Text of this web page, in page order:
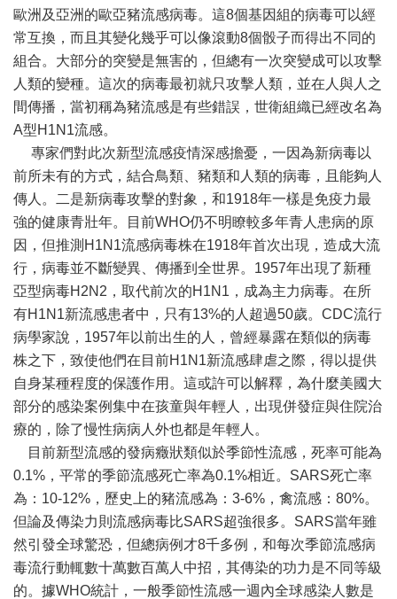
歐洲及亞洲的歐亞豬流感病毒。這8個基因組的病毒可以經
常互換，而且其變化幾乎可以像滾動8個骰子而得出不同的
組合。大部分的突變是無害的，但總有一次突變成可以攻擊
人類的變種。這次的病毒最初就只攻擊人類，並在人與人之
間傳播，當初稱為豬流感是有些錯誤，世衛組織已經改名為
A型H1N1流感。
專家們對此次新型流感疫情深感擔憂，一因為新病毒以
前所未有的方式，結合鳥類、豬類和人類的病毒，且能夠人
傳人。二是新病毒攻擊的對象，和1918年一樣是免疫力最
強的健康青壯年。目前WHO仍不明瞭較多年青人患病的原
因，但推測H1N1流感病毒株在1918年首次出現，造成大流
行，病毒並不斷變異、傳播到全世界。1957年出現了新種
亞型病毒H2N2，取代前次的H1N1，成為主力病毒。在所
有H1N1新流感患者中，只有13%的人超過50歲。CDC流行
病學家說，1957年以前出生的人，曾經暴露在類似的病毒
株之下，致使他們在目前H1N1新流感肆虐之際，得以提供
自身某種程度的保護作用。這或許可以解釋，為什麼美國大
部分的感染案例集中在孩童與年輕人，出現併發症與住院治
療的，除了慢性病病人外也都是年輕人。
目前新型流感的發病癥狀類似於季節性流感，死率可能為
0.1%，平常的季節流感死亡率為0.1%相近。SARS死亡率
為：10-12%，歷史上的豬流感為：3-6%，禽流感：80%。
但論及傳染力則流感病毒比SARS超強很多。SARS當年雖
然引發全球驚恐，但總病例才8千多例，和每次季節流感病
毒流行動輒數十萬數百萬人中招，其傳染的功力是不同等級
的。據WHO統計，一般季節性流感一週內全球感染人數是